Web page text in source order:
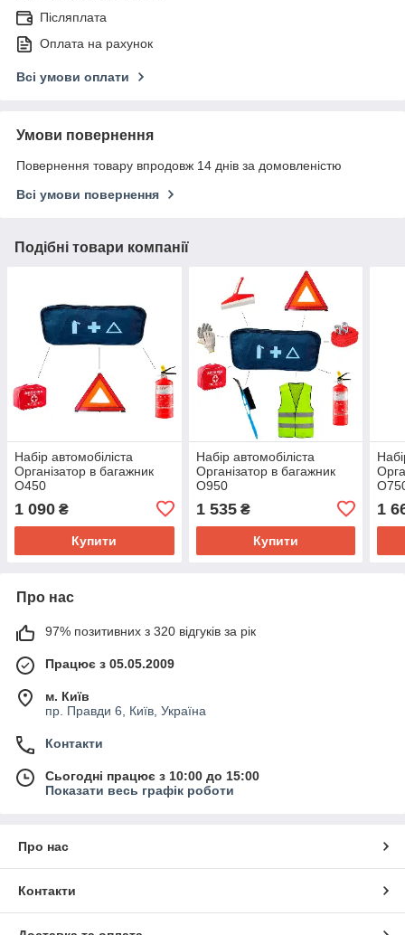
Післяплата
Оплата на рахунок
Всі умови оплати
Умови повернення
Повернення товару впродовж 14 днів за домовленістю
Всі умови повернення
Подібні товари компанії
Набір автомобіліста
Організатор в багажник
О450
1 090 ₴
Купити
Набір автомобіліста
Організатор в багажник
О950
1 535₴
Купити
1
Про нас
97% позитивних з 320 відгуків за рік
Працює з 05.05.2009
м. Київ
пр. Правди 6, Київ, Україна
Контакти
Сьогодні працює з 10:00 до 15:00
Показати весь графік роботи
Про нас
Контакти